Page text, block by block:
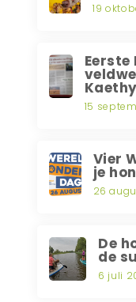
19
Kaethy
15
Vier
je
26
De
de
6 juli